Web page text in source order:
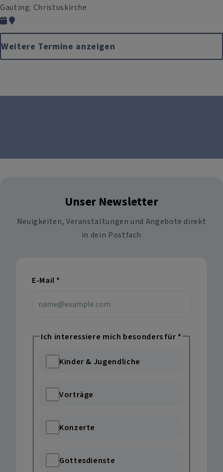
Gauting Christuskirche
Weitere Termine anzeigen
Unser Newsletter
Neuigkeiten, Veranstaltungen und Angebote direkt
in dein Postfach
E-Mail *
Ich interessiere mich besonders für *
Kinder & Jugendliche
Vorträge
Konzerte
Gottesdienste